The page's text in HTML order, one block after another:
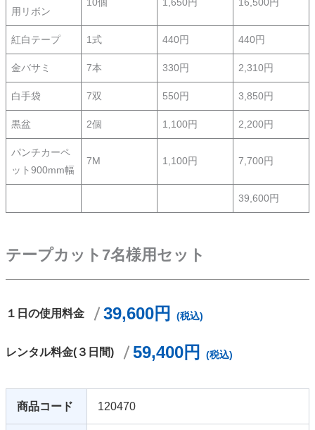
用リボン
10個 1,650円 16,500円
紅白テープ 1式 440円 440円
金バサミ 7本 330円 2,310円
白手袋 7双 550円 3,850円
黒盆 2個 1,100円 2,200円
パンチカーペ
ット900mm幅
7M 1,100円 7,700円
39,600円
テープカット7名様用セット
１日の使用料金 39,600円 (税込)
レンタル料金(３日間) 59,400円 (税込)
商品コード 120470